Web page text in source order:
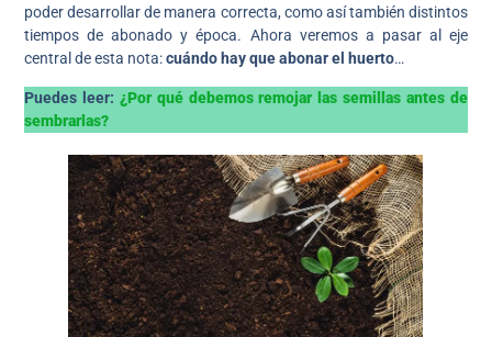
poder desarrollar de manera correcta, como así también distintos
tiempos de abonado y época. Ahora veremos a pasar al eje
central de esta nota:cuándo hay que abonar el huerto…
Puedes leer: ¿Por qué debemos remojar las semillas antes de
sembrarlas?